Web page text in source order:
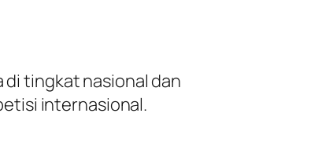
tingkat nasional dan
internasional.